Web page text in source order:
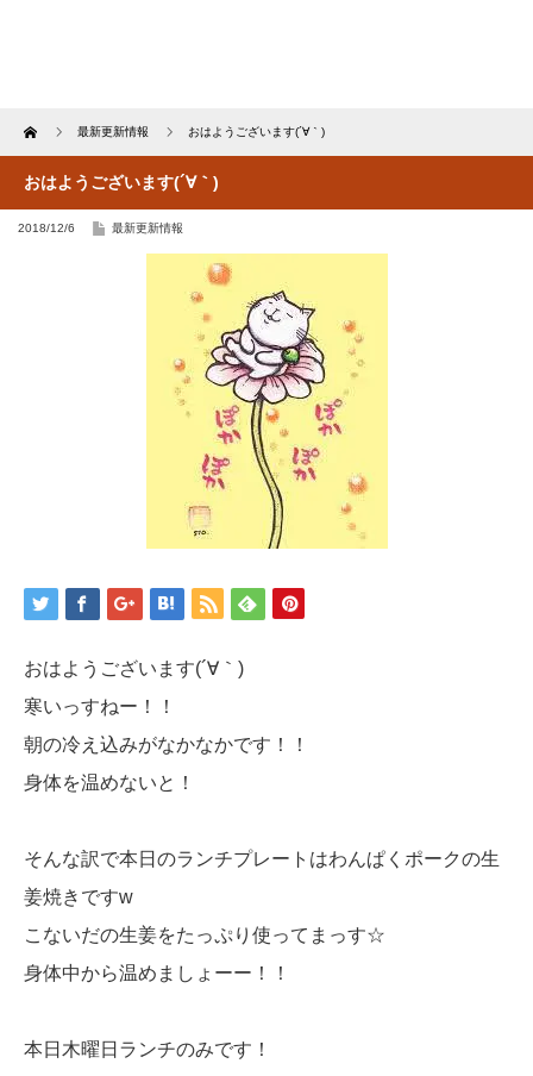
Home 最新更新情報 おはようございます(´∀｀)
おはようございます(´∀｀)
2018/12/6 最新更新情報
おはようございます(´∀｀)
寒いっすねー！！
朝の冷え込みがなかなかです！！
身体を温めないと！
そんな訳で本日のランチプレートはわんぱくポークの生
姜焼きですw
こないだの生姜をたっぷり使ってまっす☆
身体中から温めましょーー！！
本日木曜日ランチのみです！